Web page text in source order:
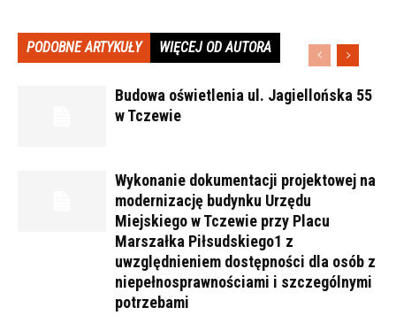
PODOBNE ARTYKUŁY WIĘCEJ OD AUTORA
Budowa oświetlenia ul. Jagiellońska 55
w Tczewie
Wykonanie dokumentacji projektowej na
modernizację budynku Urzędu
Miejskiego w Tczewie przy Placu
Marszałka Piłsudskiego1 z
uwzględnieniem dostępności dla osób z
niepełnosprawnościami i szczególnymi
potrzebami